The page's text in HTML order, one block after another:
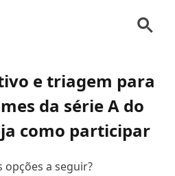
e triagem para
da série A do
como participar
opções a seguir?